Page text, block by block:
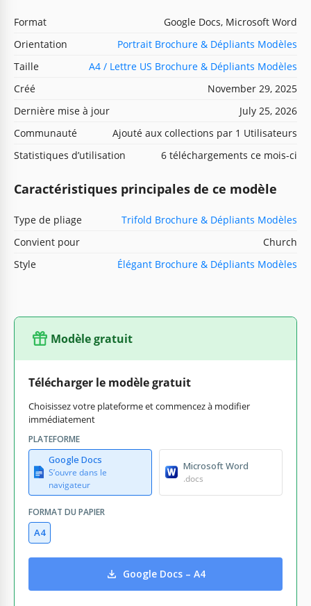
Format
Google Docs, Microsoft Word
Orientation
Portrait Brochure & Dépliants Modèles
Taille
A4 / Lettre US Brochure & Dépliants Modèles
Créé
November 29, 2025
Dernière mise à jour
July 25, 2026
Communauté
Ajouté aux collections par 1 Utilisateurs
Statistiques d’utilisation
6 téléchargements ce mois-ci
Caractéristiques principales de ce modèle
Type de pliage
Trifold Brochure & Dépliants Modèles
Convient pour
Church
Style
Élégant Brochure & Dépliants Modèles
Modèle gratuit
Télécharger le modèle gratuit
Choisissez votre plateforme et commencez à modifier
immédiatement
PLATEFORME
Google Docs
S’ouvre dans le
navigateur
Microsoft Word
.docs
FORMAT DU PAPIER
A4
Google Docs – A4